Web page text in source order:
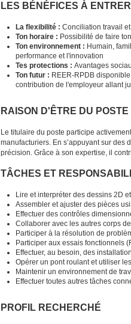
LES BÉNÉFICES À
La flexibilité : Conciliation travail
Ton horaire : Possibilité de faire
Ton environnement : Humain,
performance et l'innovation
Tes protections : Avantages
Ton futur : REER-RPDB
contribution de l'employeur allant
RAISON D'ÊTRE DU POSTE
Le titulaire du poste participe
manufacturiers. En s’appuyant sur
précision. Grâce à son expertise, il
TÂCHES ET
Lire et interpréter des dessins 2D
Assembler et ajuster des pièces
Effectuer des contrôles
Collaborer avec les autres corps
Participer à la résolution de
Participer aux essais fonctionnels
Effectuer, au besoin, des
Opérer un pont roulant et utiliser
Maintenir un environnement de
Effectuer toutes autres tâches
PROFIL RECHERCHÉ